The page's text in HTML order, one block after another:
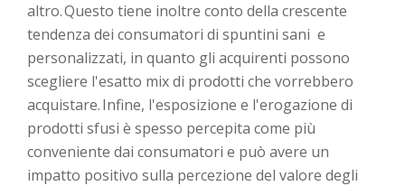
altro. Questo tiene inoltre conto della crescente
tendenza dei consumatori di spuntini sani e
personalizzati, in quanto gli acquirenti possono
scegliere l'esatto mix di prodotti che vorrebbero
acquistare. Infine, l'esposizione e l'erogazione di
prodotti sfusi è spesso percepita come più
conveniente dai consumatori e può avere un
impatto positivo sulla percezione del valore degli